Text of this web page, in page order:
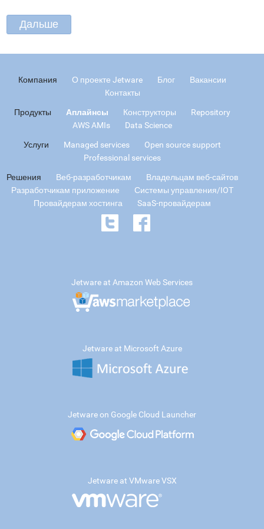
Компания О проекте Jetware Блог
Вакансии
Контакты
Продукты Аплайнсы Конструкторы
Repository
AWS AMIs
Data Science
Услуги Managed services
Open source support
Professional services
Решения Веб-разработчикам
Владельцам веб-сайтов
Разработчикам приложение
Системы управления/IOT
Провайдерам хостинга
SaaS-провайдерам
Jetware at Amazon Web Services
Jetware at Microsoft Azure
Jetware on Google Cloud Launcher
Jetware at VMware VSX